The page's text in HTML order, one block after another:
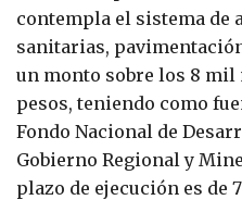
contempla el sistema de
sanitarias,
un monto sobre los 8 mil
pesos, teniendo como
Fondo Nacional de
Gobierno Regional y
plazo de ejecución es de